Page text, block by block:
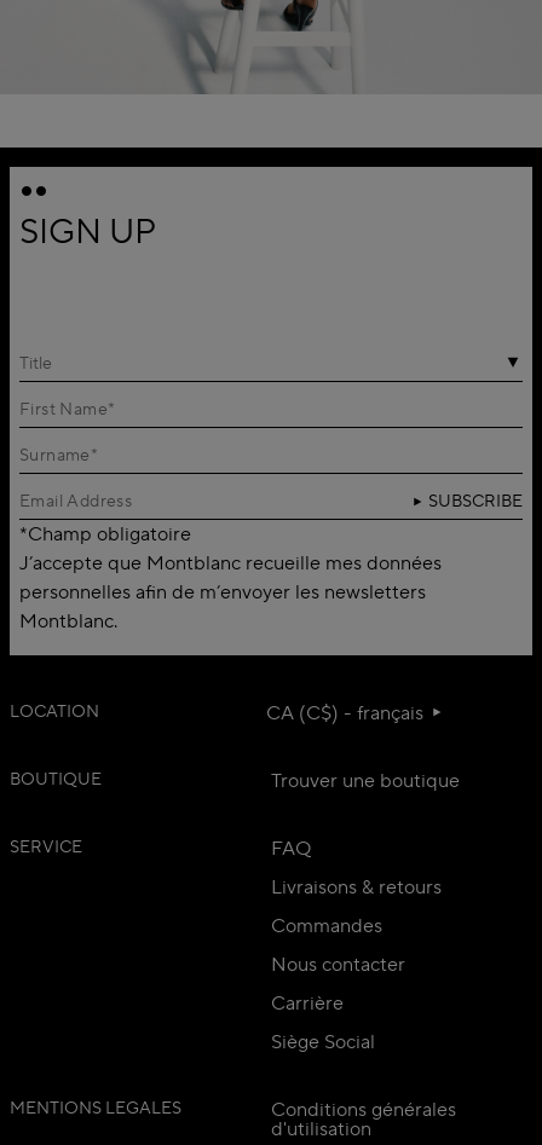
SIGN UP
Title
SUBSCRIBE
*Champ obligatoire
J’accepte que Montblanc recueille mes données
personnelles afin de m’envoyer les newsletters
Montblanc.
LOCATION CA (C$) - français
BOUTIQUE Trouver une boutique
SERVICE
FAQ
Livraisons & retours
Commandes
Nous contacter
Carrière
Siège Social
MENTIONS LEGALES
Conditions générales
d'utilisation